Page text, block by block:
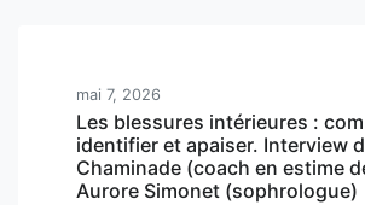
mai 7, 2026
Les blessures intérieures :
identifier et apaiser. Interview
Chaminade (coach en estime
Aurore Simonet (sophrologue)